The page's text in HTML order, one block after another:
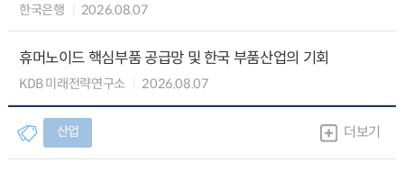
한국은행 2026.08.07
휴머노이드 핵심부품 공급망 및 한국 부품산업의 기회
KDB 미래전략연구소 2026.08.07
산업 더보기